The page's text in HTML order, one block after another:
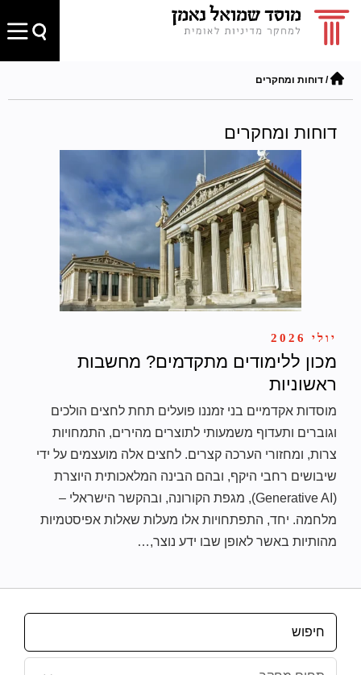
/ דוחות ומחקרים
דוחות ומחקרים
יולי 2026
מכון ללימודים מתקדמים? מחשבות
ראשוניות
מוסדות אקדמיים בני זמננו פועלים תחת לחצים הולכים
וגוברים ותעדוף משמעותי לתוצרים מהירים, התמחויות
צרות, ומחזורי הערכה קצרים. לחצים אלה מועצמים על ידי
שיבושים רחבי היקף, ובהם הבינה המלאכותית היוצרת
(Generative AI), מגפת הקורונה, ובהקשר הישראלי –
מלחמה. יחד, התפתחויות אלו מעלות שאלות אפיסטמיות
מהותיות באשר לאופן שבו ידע נוצר,…